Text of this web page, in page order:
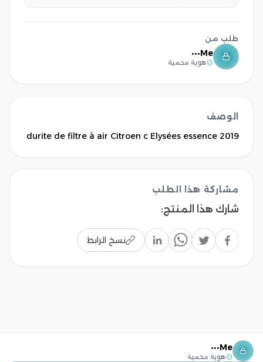
طلب من
Me•••
هوية محمية
الوصف
durite de filtre à air Citroen c Elysées essence 2019
مشاركة هذا الطلب
شارك هذا المنتج:
نسخ الرابط
Me•••
هوية محمية